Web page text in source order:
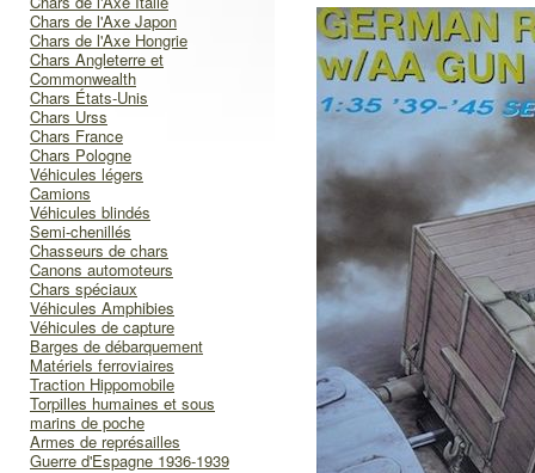
Chars de l'Axe Japon
Chars de l'Axe Hongrie
Chars Angleterre et
Commonwealth
Chars États-Unis
Chars Urss
Chars France
Chars Pologne
Véhicules légers
Camions
Véhicules blindés
Semi-chenillés
Chasseurs de chars
Canons automoteurs
Chars spéciaux
Véhicules Amphibies
Véhicules de capture
Barges de débarquement
Matériels ferroviaires
Traction Hippomobile
Torpilles humaines et sous
marins de poche
Armes de représailles
Guerre d'Espagne 1936-1939